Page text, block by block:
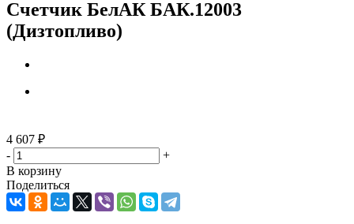
Счетчик БелАК БАК.12003
(Дизтопливо)
4 607 ₽
-
+
В корзину
Поделиться